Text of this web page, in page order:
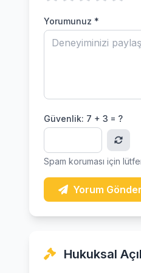
Yorumunuz *
Güvenlik: 7 + 3 = ?
Spam koruması için
Yorum Gönder
Hukuksal